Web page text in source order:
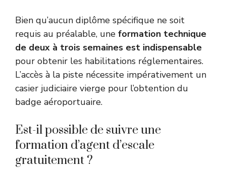
Bien qu’aucun diplôme spécifique ne soit
requis au préalable, une formation technique
de deux à trois semaines est indispensable
pour obtenir les habilitations réglementaires.
L’accès à la piste nécessite impérativement un
casier judiciaire vierge pour l’obtention du
badge aéroportuaire.
Est-il possible de suivre une
formation d’agent d’escale
gratuitement ?